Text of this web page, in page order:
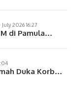
2026 16:27
di Pamula…
Duka Korb…